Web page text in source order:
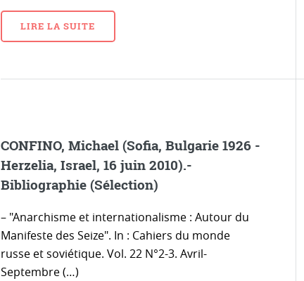
LIRE LA SUITE
CONFINO, Michael (Sofia, Bulgarie 1926 -
Herzelia, Israel, 16 juin 2010).-
Bibliographie (Sélection)
– "Anarchisme et internationalisme : Autour du
Manifeste des Seize". In : Cahiers du monde
russe et soviétique. Vol. 22 N°2-3. Avril-
Septembre (…)